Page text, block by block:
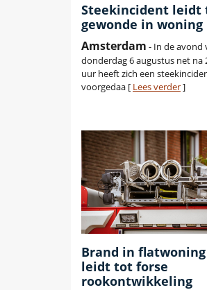
Steekincident leidt
gewonde in woning
Amsterdam - In de avond
donderdag 6 augustus net na
uur heeft zich een
voorgedaa [ Lees verder]
Brand in flatwoning
leidt tot forse
rookontwikkeling